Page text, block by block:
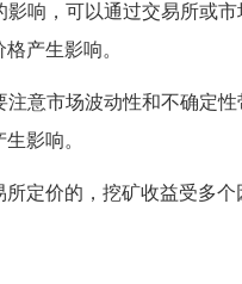
响，可以通过交易所或
产生影响。
意市场波动性和不确定性
影响。
定价的，挖矿收益受多